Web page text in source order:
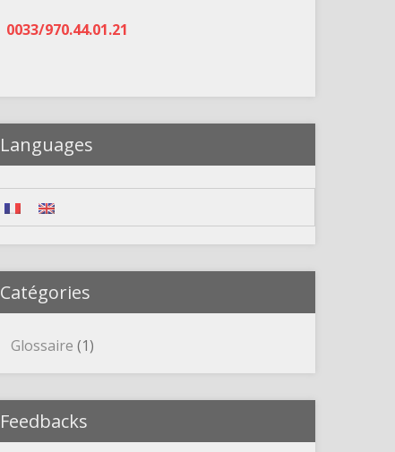
0033/970.44.01.21
Languages
Catégories
Glossaire (1)
Feedbacks